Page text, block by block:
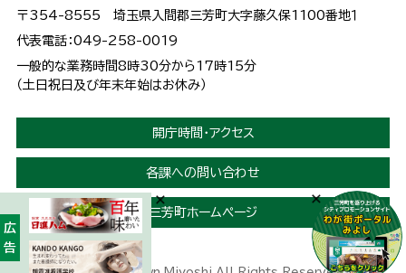
〒354-8555 埼玉県入間郡三芳町大字藤久保1100番地１
代表電話：049-258-0019
一般的な業務時間8時30分から17時15分
（土日祝日及び年末年始はお休み）
開庁時間・アクセス
各課への問い合わせ
三芳町ホームページ
広告